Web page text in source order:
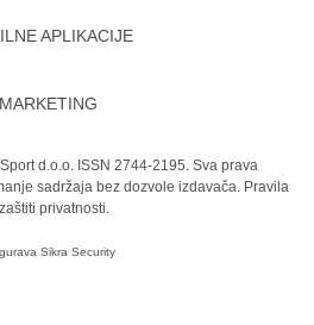
APLIKACIJE
MARKETING
d.o.o. ISSN 2744-2195. Sva prava
sadržaja bez dozvole izdavača. Pravila
privatnosti.
Sikra Security